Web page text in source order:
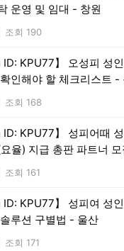
운영 및 임대 - 창원
조회 190
KPU77】 오성피 성
인해야 할 체크리스트 -
조회 168
KPU77】 성피어때
율) 지급 총판 파트너
조회 161
KPU77】 성피여 성
루션 구별법 - 울산
조회 171